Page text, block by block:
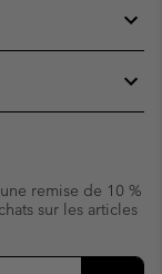
remise de 10 %
sur les articles